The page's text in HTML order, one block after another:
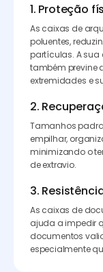
1. Proteção
As caixas de
poluentes,
partículas. A
também previne
extremidades e
2.
Tamanhos
empilhar,
minimizando o
de extravio.
3.
As caixas de
ajuda a impedir
documentos
especialmente